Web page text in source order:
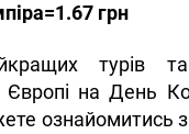
=1.67 грн
турів
Європі на День
ознайомитись